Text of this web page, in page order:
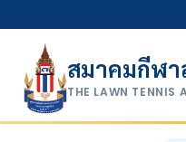
สมาคมกีฬ
THE LAWN TENNIS